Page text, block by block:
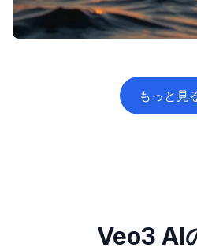
もっと見
Veo3 AI